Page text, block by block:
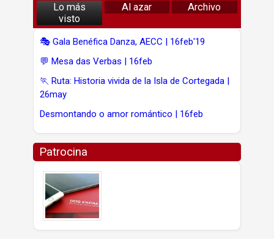
Lo más
visto
Al azar Archivo
🎭 Gala Benéfica Danza, AECC | 16feb'19
💬 Mesa das Verbas | 16feb
🏃 Ruta: Historia vivida de la Isla de Cortegada |
26may
Desmontando o amor romántico | 16feb
Patrocina